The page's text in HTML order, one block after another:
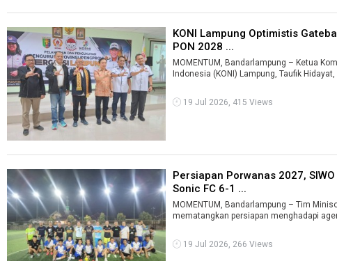
KONI Lampung Optimistis
PON 2028 ...
MOMENTUM, Bandarlampung – Ketua
Indonesia (KONI) Lampung, Taufik
19 Jul 2026, 415 Views
Persiapan Porwanas 2027,
Sonic FC 6-1 ...
MOMENTUM, Bandarlampung – Tim
mematangkan persiapan menghadapi
19 Jul 2026, 266 Views